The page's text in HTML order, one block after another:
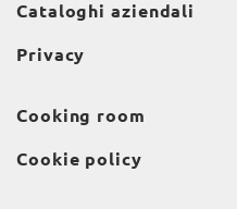
Cataloghi aziendali
Privacy
Cooking room
Cookie policy